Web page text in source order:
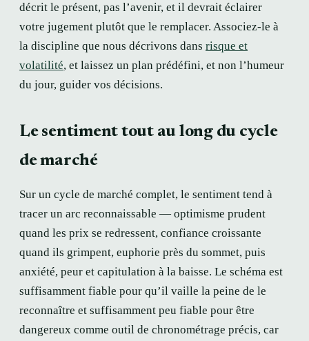
décrit le présent, pas l’avenir, et il devrait éclairer
votre jugement plutôt que le remplacer. Associez-le à
la discipline que nous décrivons dans risque et
volatilité, et laissez un plan prédéfini, et non l’humeur
du jour, guider vos décisions.
Le sentiment tout au long du cycle
de marché
Sur un cycle de marché complet, le sentiment tend à
tracer un arc reconnaissable — optimisme prudent
quand les prix se redressent, confiance croissante
quand ils grimpent, euphorie près du sommet, puis
anxiété, peur et capitulation à la baisse. Le schéma est
suffisamment fiable pour qu’il vaille la peine de le
reconnaître et suffisamment peu fiable pour être
dangereux comme outil de chronométrage précis, car